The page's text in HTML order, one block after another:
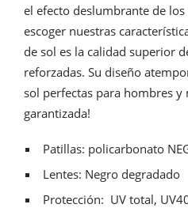
el efecto deslumbrante de
escoger nuestras
de sol es la calidad superior
reforzadas. Su diseño
sol perfectas para hombres y
garantizada!
Patillas: policarbonato
Lentes: Negro degradado
Protección: UV total,